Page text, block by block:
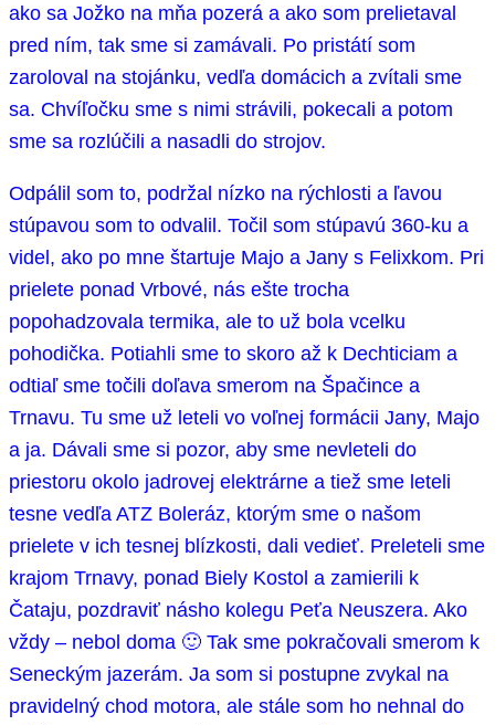
ako sa Jožko na mňa pozerá a ako som prelietaval
pred ním, tak sme si zamávali. Po pristátí som
zaroloval na stojánku, vedľa domácich a zvítali sme
sa. Chvíľočku sme s nimi strávili, pokecali a potom
sme sa rozlúčili a nasadli do strojov.
Odpálil som to, podržal nízko na rýchlosti a ľavou
stúpavou som to odvalil. Točil som stúpavú 360-ku a
videl, ako po mne štartuje Majo a Jany s Felixkom. Pri
prielete ponad Vrbové, nás ešte trocha
popohadzovala termika, ale to už bola vcelku
pohodička. Potiahli sme to skoro až k Dechticiam a
odtiaľ sme točili doľava smerom na Špačince a
Trnavu. Tu sme už leteli vo voľnej formácii Jany, Majo
a ja. Dávali sme si pozor, aby sme nevleteli do
priestoru okolo jadrovej elektrárne a tiež sme leteli
tesne vedľa ATZ Boleráz, ktorým sme o našom
prielete v ich tesnej blízkosti, dali vedieť. Preleteli sme
krajom Trnavy, ponad Biely Kostol a zamierili k
Čataju, pozdraviť násho kolegu Peťa Neuszera. Ako
vždy – nebol doma 🙂 Tak sme pokračovali smerom k
Seneckým jazerám. Ja som si postupne zvykal na
pravidelný chod motora, ale stále som ho nehnal do